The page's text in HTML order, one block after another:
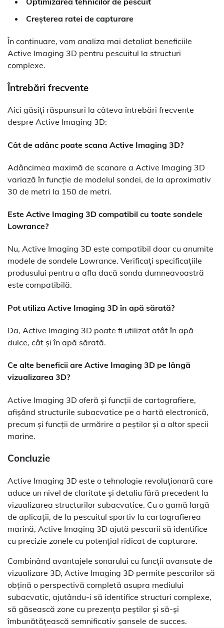
Creșterea ratei de capturare
În continuare, vom analiza mai detaliat beneficiile
Active Imaging 3D pentru pescuitul la structuri
complexe.
Întrebări frecvente
Aici găsiți răspunsuri la câteva întrebări frecvente
despre Active Imaging 3D:
Cât de adânc poate scana Active Imaging 3D?
Adâncimea maximă de scanare a Active Imaging 3D
variază în funcție de modelul sondei, de la aproximativ
30 de metri la 150 de metri.
Este Active Imaging 3D compatibil cu toate sondele
Lowrance?
Nu, Active Imaging 3D este compatibil doar cu anumite
modele de sondele Lowrance. Verificați specificațiile
produsului pentru a afla dacă sonda dumneavoastră
este compatibilă.
Pot utiliza Active Imaging 3D în apă sărată?
Da, Active Imaging 3D poate fi utilizat atât în apă
dulce, cât și în apă sărată.
Ce alte beneficii are Active Imaging 3D pe lângă
vizualizarea 3D?
Active Imaging 3D oferă și funcții de cartografiere,
afișând structurile subacvatice pe o hartă electronică,
precum și funcții de urmărire a peștilor și a altor specii
marine.
Concluzie
Active Imaging 3D este o tehnologie revoluționară care
aduce un nivel de claritate și detaliu fără precedent la
vizualizarea structurilor subacvatice. Cu o gamă largă
de aplicații, de la pescuitul sportiv la cartografierea
marină, Active Imaging 3D ajută pescarii să identifice
cu precizie zonele cu potențial ridicat de capturare.
Combinând avantajele sonarului cu funcții avansate de
vizualizare 3D, Active Imaging 3D permite pescarilor să
obțină o perspectivă completă asupra mediului
subacvatic, ajutându-i să identifice structuri complexe,
să găsească zone cu prezența peștilor și să-și
îmbunătățească semnificativ șansele de succes.